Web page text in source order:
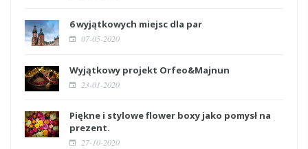
6 wyjątkowych miejsc dla par
07-05-2020
Wyjątkowy projekt Orfeo&Majnun
23-01-2020
Piękne i stylowe flower boxy jako pomysł na
prezent.
27-10-2020